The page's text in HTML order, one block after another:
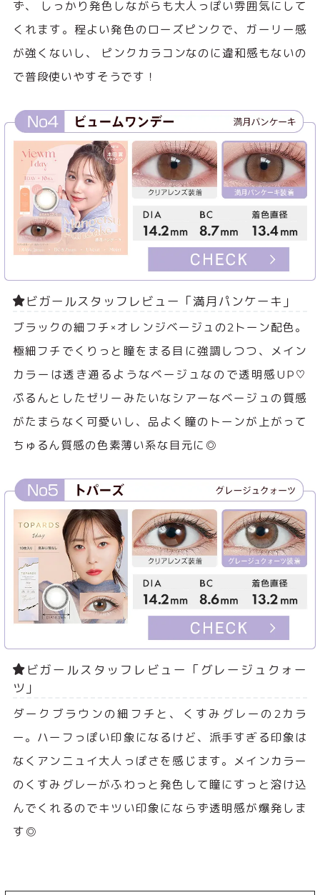
ず、 しっかり発色しながらも大人っぽい雰囲気にして
くれます。程よい発色のローズピンクで、ガーリー感
が強くないし、 ピンクカラコンなのに違和感もないの
で普段使いやすそうです！
ビガールスタッフレビュー「満月パンケーキ」
ブラックの細フチ×オレンジベージュの2トーン配色。
極細フチでくりっと瞳をまる目に強調しつつ、メイン
カラーは透き通るようなベージュなので透明感UP♡
ぷるんとしたゼリーみたいなシアーなベージュの質感
がたまらなく可愛いし、品よく瞳のトーンが上がって
ちゅるん質感の色素薄い系な目元に◎
ビガールスタッフレビュー「グレージュクォー
ツ」
ダークブラウンの細フチと、くすみグレーの2カラ
ー。ハーフっぽい印象になるけど、派手すぎる印象は
なくアンニュイ大人っぽさを感じます。メインカラー
のくすみグレーがふわっと発色して瞳にすっと溶け込
んでくれるのでキツい印象にならず透明感が爆発しま
す◎